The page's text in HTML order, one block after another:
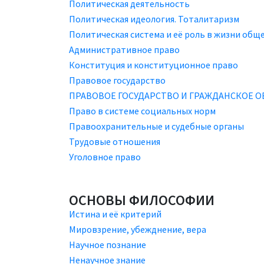
Политическая деятельность
Политическая идеология. Тоталитаризм
Политическая система и её роль в жизни
Административное право
Конституция и конституционное право
Правовое государство
ПРАВОВОЕ ГОСУДАРСТВО И ГРАЖДАНСКОЕ
Право в системе социальных норм
Правоохранительные и судебные органы
Трудовые отношения
Уголовное право
ОСНОВЫ ФИЛОСОФИИ
Истина и её критерий
Мировзрение, убежднение, вера
Научное познание
Ненаучное знание